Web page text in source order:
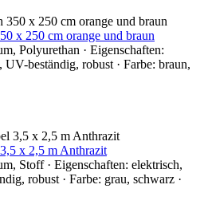
x 250 cm orange und braun
Polyurethan · Eigenschaften:
beständig, robust · Farbe: braun,
x 2,5 m Anthrazit
Stoff · Eigenschaften: elektrisch,
robust · Farbe: grau, schwarz ·